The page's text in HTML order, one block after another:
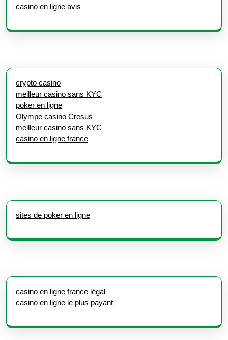
casino en ligne avis
crypto casino
meilleur casino sans KYC
poker en ligne
Olympe casino Cresus
meilleur casino sans KYC
casino en ligne france
sites de poker en ligne
casino en ligne france légal
casino en ligne le plus payant